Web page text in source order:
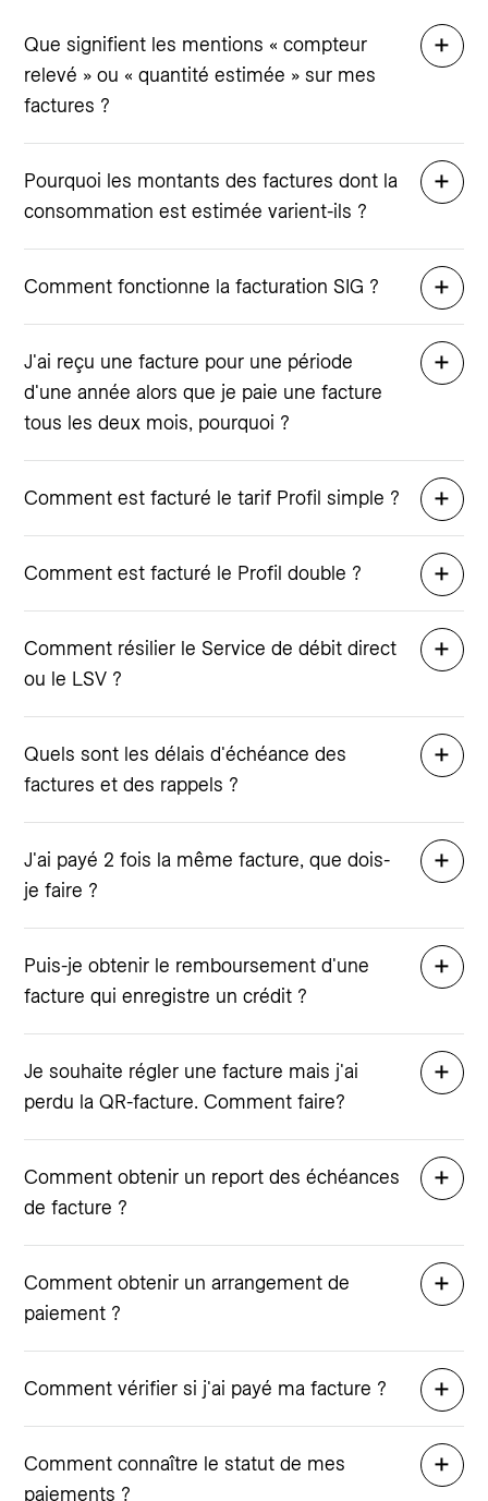
Que signifient les mentions « compteur
relevé » ou « quantité estimée » sur mes
factures ?
Pourquoi les montants des factures dont la
consommation est estimée varient-ils ?
Comment fonctionne la facturation SIG ?
J'ai reçu une facture pour une période
d'une année alors que je paie une facture
tous les deux mois, pourquoi ?
Comment est facturé le tarif Profil simple ?
Comment est facturé le Profil double ?
Comment résilier le Service de débit direct
ou le LSV ?
Quels sont les délais d'échéance des
factures et des rappels ?
J'ai payé 2 fois la même facture, que dois-
je faire ?
Puis-je obtenir le remboursement d'une
facture qui enregistre un crédit ?
Je souhaite régler une facture mais j'ai
perdu la QR-facture. Comment faire?
Comment obtenir un report des échéances
de facture ?
Comment obtenir un arrangement de
paiement ?
Comment vérifier si j'ai payé ma facture ?
Comment connaître le statut de mes
paiements ?